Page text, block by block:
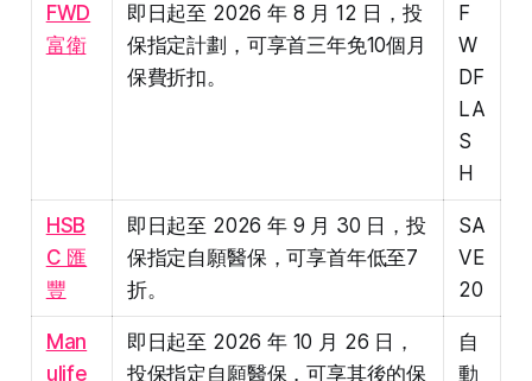
FWD
富衛
即日起至 2026 年 8 月 12 日，投
保指定計劃，可享首三年免10個月
保費折扣。
F
W
DF
LA
S
H
HSB
C 匯
豐
即日起至 2026 年 9 月 30 日，投
保指定自願醫保，可享首年低至7
折。
SA
VE
20
Man
ulife
即日起至 2026 年 10 月 26 日，
投保指定自願醫保，可享其後的保
自
動